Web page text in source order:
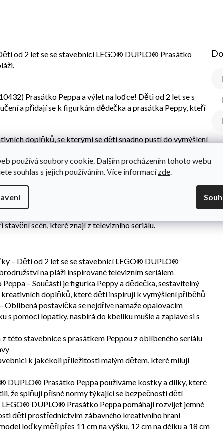
používá soubory cookie. Dalším procházením tohoto webu
souhlas s jejich používáním. Více informacízde.
od 2 let se se stavebnicí LEGO® DUPLO® Prasátko
Prasátko Peppa a výlet na loďce! Děti od 2 let se s
a přidají se k figurkám dědečka a prasátka Peppy, kteří
doplňků, se kterými se děti snadno pustí do vymýšlení
se schová pod slunečník nebo si zaplave a děti
schopnosti při nasazování ploutví. Děti se mohou
scén, které znají z televizního seriálu.
– Děti od 2 let se se stavebnicí LEGO® DUPLO®
na pláži inspirované televizním seriálem
– Součástí je figurka Peppy a dědečka, sestavitelný
doplňků, které děti inspirují k vymýšlení příběhů
Oblíbená postavička se nejdříve namaže opalovacím
s pomocí lopatky, nasbírá do kbelíku mušle a zaplave si s
této stavebnice s prasátkem Peppou z oblíbeného seriálu
k jakékoli příležitosti malým dětem, které milují
DUPLO® Prasátko Peppa používáme kostky a dílky, které
že splňují přísné normy týkající se bezpečnosti dětí
LEGO® DUPLO® Prasátko Peppa pomáhají rozvíjet jemné
dětí prostřednictvím zábavného kreativního hraní
loďky měří přes 11 cm na výšku, 12 cm na délku a 18 cm